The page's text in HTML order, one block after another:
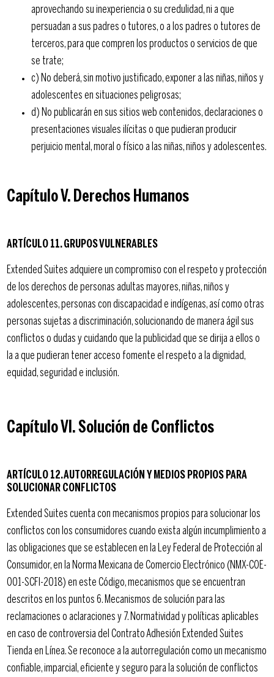
aprovechando su inexperiencia o su credulidad, ni a que
persuadan a sus padres o tutores, o a los padres o tutores de
terceros, para que compren los productos o servicios de que
se trate;
c) No deberá, sin motivo justificado, exponer a las niñas, niños y
adolescentes en situaciones peligrosas;
d) No publicarán en sus sitios web contenidos, declaraciones o
presentaciones visuales ilícitas o que pudieran producir
perjuicio mental, moral o físico a las niñas, niños y adolescentes.
Capítulo V. Derechos Humanos
ARTÍCULO 11. GRUPOS VULNERABLES
Extended Suites adquiere un compromiso con el respeto y protección
de los derechos de personas adultas mayores, niñas, niños y
adolescentes, personas con discapacidad e indígenas, así como otras
personas sujetas a discriminación, solucionando de manera ágil sus
conflictos o dudas y cuidando que la publicidad que se dirija a ellos o
la a que pudieran tener acceso fomente el respeto a la dignidad,
equidad, seguridad e inclusión.
Capítulo VI. Solución de Conflictos
ARTÍCULO 12. AUTORREGULACIÓN Y MEDIOS PROPIOS PARA
SOLUCIONAR CONFLICTOS
Extended Suites cuenta con mecanismos propios para solucionar los
conflictos con los consumidores cuando exista algún incumplimiento a
las obligaciones que se establecen en la Ley Federal de Protección al
Consumidor, en la Norma Mexicana de Comercio Electrónico (NMX-COE-
001-SCFI-2018) en este Código, mecanismos que se encuentran
descritos en los puntos 6. Mecanismos de solución para las
reclamaciones o aclaraciones y 7. Normatividad y políticas aplicables
en caso de controversia del Contrato Adhesión Extended Suites
Tienda en Línea. Se reconoce a la autorregulación como un mecanismo
confiable, imparcial, eficiente y seguro para la solución de conflictos